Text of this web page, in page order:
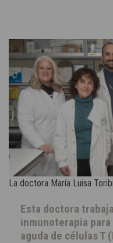
La doctora María Luisa
Esta doctora
inmunoterapia
aguda de células T